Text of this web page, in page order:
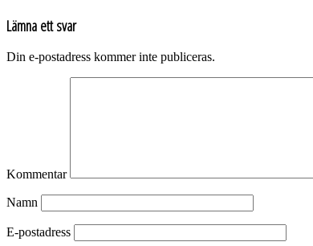
Lämna ett svar
Din e-postadress kommer inte publiceras.
Kommentar
Namn
E-postadress